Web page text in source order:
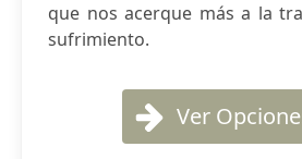
que nos acerque más a la
sufrimiento.
Ver